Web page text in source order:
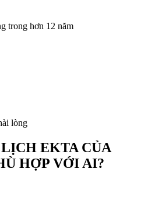
trong hơn 12 năm
lòng
EKTA CỦA
HỢP VỚI AI?